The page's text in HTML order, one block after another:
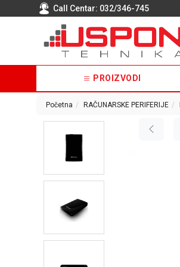
Call Centar: 032/346-745
PROIZVODI
Početna RAČUNARSKE PERIFERIJE